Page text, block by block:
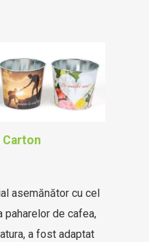
Carton
asemănător cu cel
de cafea,
a fost adaptat